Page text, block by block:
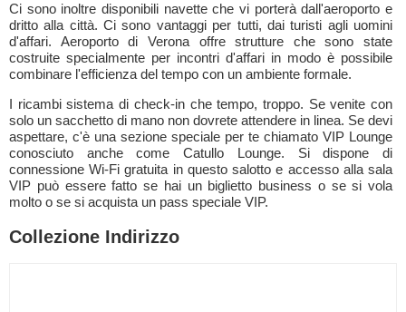
Ci sono inoltre disponibili navette che vi porterà dall'aeroporto e
dritto alla città. Ci sono vantaggi per tutti, dai turisti agli uomini
d'affari. Aeroporto di Verona offre strutture che sono state
costruite specialmente per incontri d'affari in modo è possibile
combinare l'efficienza del tempo con un ambiente formale.
I ricambi sistema di check-in che tempo, troppo. Se venite con
solo un sacchetto di mano non dovrete attendere in linea. Se devi
aspettare, c'è una sezione speciale per te chiamato VIP Lounge
conosciuto anche come Catullo Lounge. Si dispone di
connessione Wi-Fi gratuita in questo salotto e accesso alla sala
VIP può essere fatto se hai un biglietto business o se si vola
molto o se si acquista un pass speciale VIP.
Collezione Indirizzo